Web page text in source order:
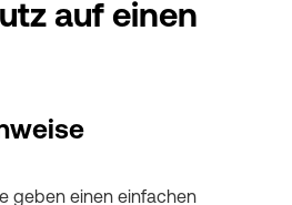
auf einen
geben einen einfachen